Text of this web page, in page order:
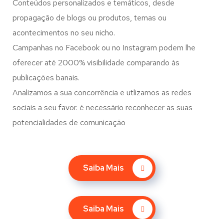
Conteúdos personalizados e temáticos, desde
propagação de blogs ou produtos, temas ou
acontecimentos no seu nicho.
Campanhas no Facebook ou no Instagram podem lhe
oferecer até 2000% visibilidade comparando às
publicações banais.
Analizamos a sua concorrência e utlizamos as redes
sociais a seu favor. é necessário reconhecer as suas
potencialidades de comunicação
Saiba Mais
Saiba Mais